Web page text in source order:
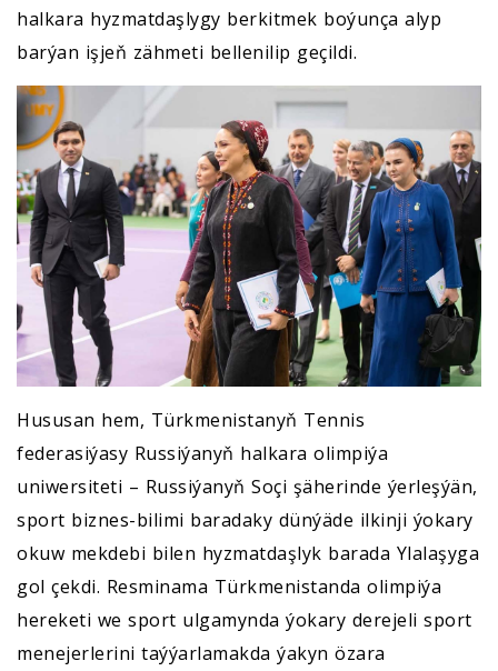
halkara hyzmatdaşlygy berkitmek boýunça alyp
barýan işjeň zähmeti bellenilip geçildi.
Hususan hem, Türkmenistanyň Tennis
federasiýasy Russiýanyň halkara olimpiýa
uniwersiteti – Russiýanyň Soçi şäherinde ýerleşýän,
sport biznes-bilimi baradaky dünýäde ilkinji ýokary
okuw mekdebi bilen hyzmatdaşlyk barada Ylalaşyga
gol çekdi. Resminama Türkmenistanda olimpiýa
hereketi we sport ulgamynda ýokary derejeli sport
menejerlerini taýýarlamakda ýakyn özara